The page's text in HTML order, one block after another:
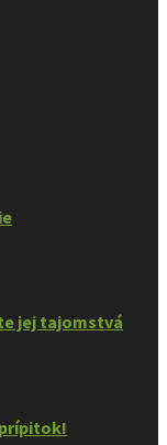
jej tajomstvá